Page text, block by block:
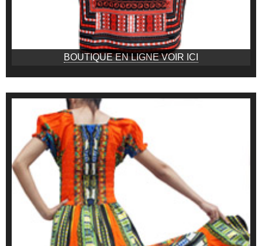
BOUTIQUE EN LIGNE VOIR ICI